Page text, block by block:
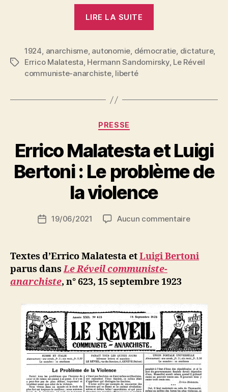
LIRE LA SUITE
Démocratie
et
Étiquettes
1924, anarchisme, autonomie, démocratie, dictature,
Errico Malatesta, Hermann Sandomirsky, Le Réveil
communiste-anarchiste, liberté
Catégories
PRESSE
Errico Malatesta et Luigi
Bertoni : Le problème de
la violence
de
a
S
N
ji
Date19/06/2021 Aucun commentairesur
et
Luigi
de
la
violence
Textes d’Errico Malatesta etLuigi Bertoni
parus dansLe Réveil communiste-
anarchiste, n° 623, 15 septembre 1923